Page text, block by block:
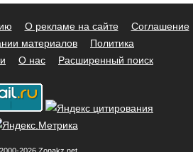
О рекламе на сайте
Соглашение
материалов
Политика
О нас Расширенный поиск